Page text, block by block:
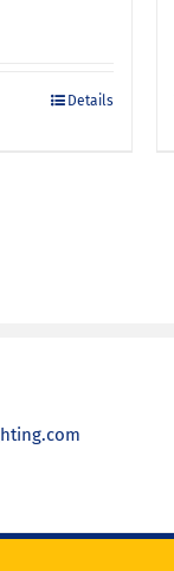
Details